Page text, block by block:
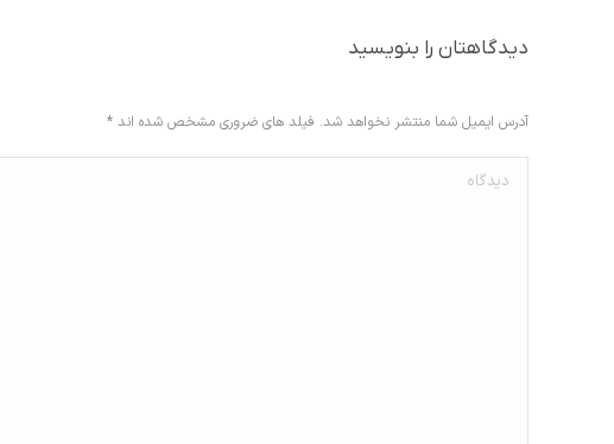
دیدگاهتان را بنویسید
آدرس ایمیل شما منتشر نخواهد شد. فیلد های ضروری مشخص شده اند *
دیدگاه